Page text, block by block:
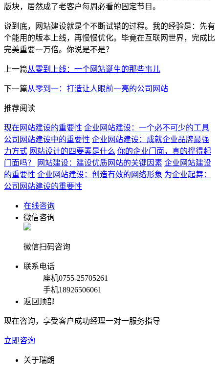
版块，居然成了老客户每周必看的固定节目。
说到底，网站建设就是个不断试错的过程。我的经验是：先有
个能用的版本上线，再慢慢优化。毕竟在互联网世界，完成比
完美重要一万倍。你说是不是？
上一篇从零到上线：一个网站诞生的那些事儿
下一篇从零到一：打造让人眼前一亮的公司网站
推荐阅读
现在网站建设的重要性 企业网站建设：一个必不可少的工具
公司网站建设中的重要性 企业网站建设：成就企业品牌最强
力方式 网站设计的四要素是什么 你的企业门面，真的撑得起
门面吗？
网站建设：建设优质网站的关键因素 企业网站建设
的重要性 企业网站建设：创造有效的网络形象 为企业起舞：
公司网站建设的重要性
在线咨询
微信咨询
微信扫码咨询
联系电话
座机0755-25705261
手机18926506061
返回顶部
现在咨询，享受客户成功经理一对一服务指导
立即咨询
关于瑞朗